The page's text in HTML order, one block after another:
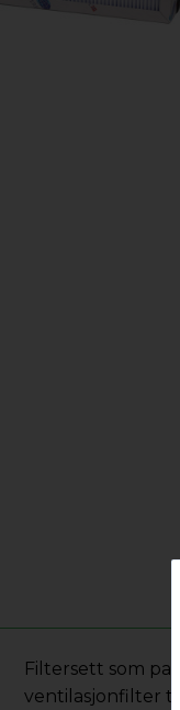
Filtersett som
ventilasjonfilter